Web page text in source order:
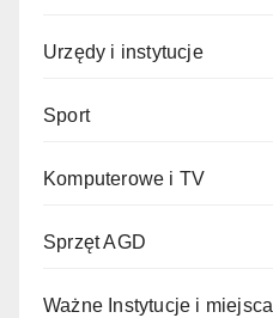
Urzędy i instytucje
Sport
Komputerowe i TV
Sprzęt AGD
Ważne Instytucje i miejsca